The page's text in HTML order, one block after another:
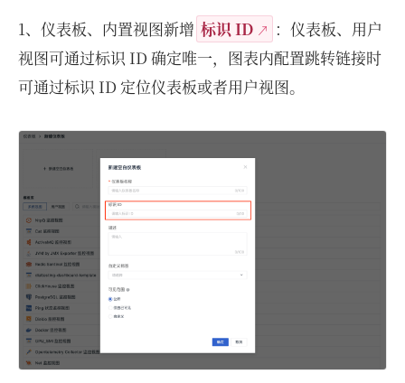
1、仪表板、内置视图新增 标识 ID
：仪表板、用户
视图可通过标识 ID 确定唯一，图表内配置跳转链接时
可通过标识 ID 定位仪表板或者用户视图。